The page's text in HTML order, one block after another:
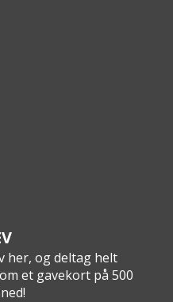
her, og deltag helt
et gavekort på 500